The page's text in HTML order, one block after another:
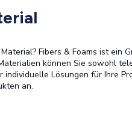
Fibers & Foams ist
können Sie sowohl
Lösungen für Ihre
an.